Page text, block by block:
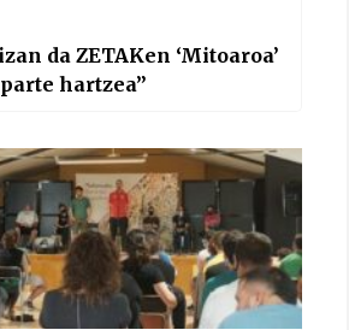
da ZETAKen ‘Mitoaroa’
hartzea”